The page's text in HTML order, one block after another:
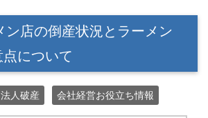
ン店の倒産状況とラーメン
について
法人破産 会社経営お役立ち情報